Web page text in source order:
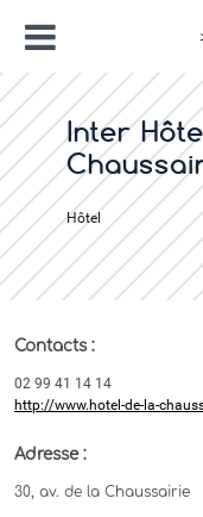
contenu
Menu
Inter
Hôtel
Contacts :
02 99 41 14 14
http://www.hotel-de-la-
Adresse :
30, av. de la Chaussairie